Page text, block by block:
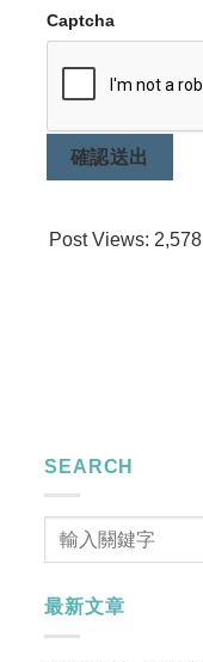
Captcha
確認送出
Post Views: 2,578
SEARCH
最新文章